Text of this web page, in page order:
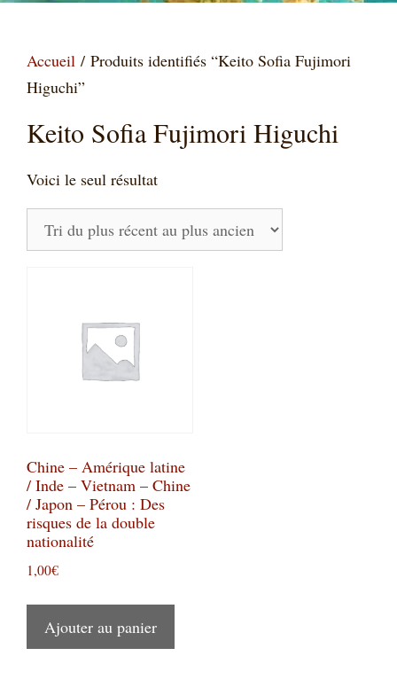
Accueil / Produits identifiés “Keito Sofia Fujimori
Higuchi”
Keito Sofia Fujimori Higuchi
Voici le seul résultat
Chine – Amérique latine
/ Inde – Vietnam – Chine
/ Japon – Pérou : Des
risques de la double
nationalité
1,00€
Ajouter au panier